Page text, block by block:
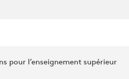
pour l’enseignement supérieur